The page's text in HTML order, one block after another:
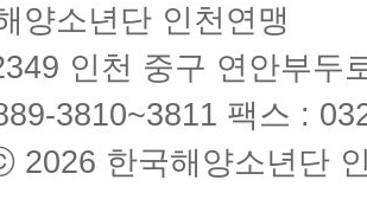
양소년단 인천연맹
인천 중구 연안부두
3810~3811 팩스 :
2026 한국해양소년단